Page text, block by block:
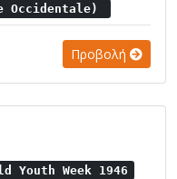
Occidentale)
Προβολή
Youth Week 1946